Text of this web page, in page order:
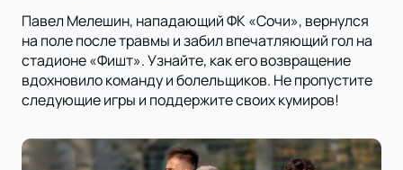
Павел Мелешин, нападающий ФК «Сочи», вернулся
на поле после травмы и забил впечатляющий гол на
стадионе «Фишт». Узнайте, как его возвращение
вдохновило команду и болельщиков. Не пропустите
следующие игры и поддержите своих кумиров!